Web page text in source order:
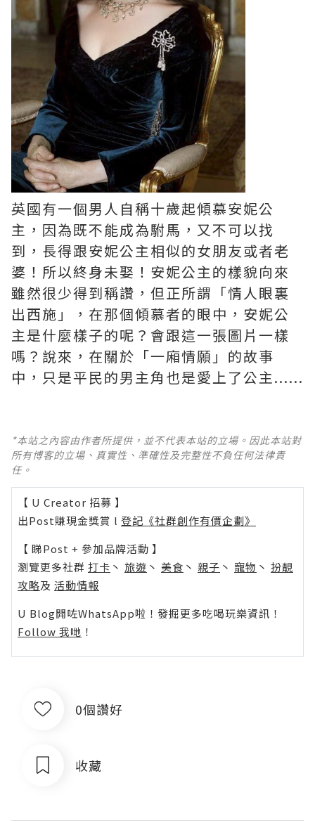
英國有一個男人自稱十歲起傾慕安妮公
主，因為既不能成為駙馬，又不可以找
到，長得跟安妮公主相似的女朋友或者老
婆！所以終身未娶！安妮公主的樣貌向來
雖然很少得到稱讚，但正所謂「情人眼裏
出西施」，在那個傾慕者的眼中，安妮公
主是什麼樣子的呢？會跟這一張圖片一樣
嗎？說來，在關於「一廂情願」的故事
中，只是平民的男主角也是愛上了公主......
*本站之內容由作者所提供，並不代表本站的立場。因此本站對
所有博客的立場、真實性、準確性及完整性不負任何法律責
任。
【 U Creator 招募 】
出Post賺現金獎賞 l 登記《社群創作有價企劃》
【 睇Post + 參加品牌活動 】
瀏覽更多社群 打卡 丶 旅遊 丶 美食 丶 親子 丶 寵物 丶 扮靚
攻略及 活動情報
U Blog開咗WhatsApp啦！發掘更多吃喝玩樂資訊！
Follow 我哋 ！
0個讚好
收藏